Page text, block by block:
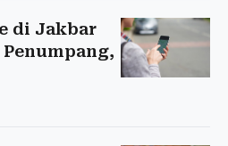
di Jakbar